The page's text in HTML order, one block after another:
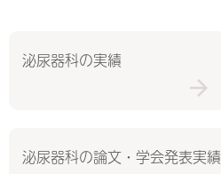
泌尿器科の実績
泌尿器科の論文・学会発表実績